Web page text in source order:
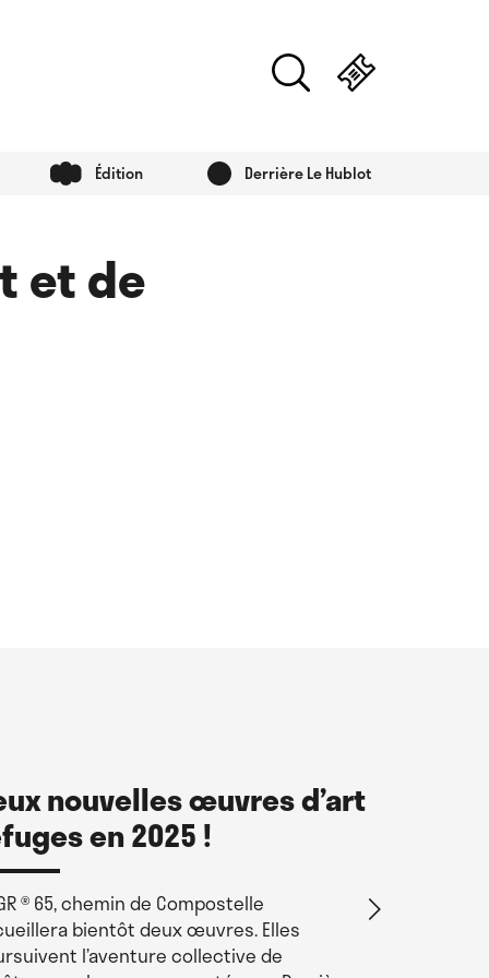
Édition Derrière Le Hublot
et de
nouvelles œuvres d’art
en 2025 !
® 65, chemin de Compostelle
bientôt deux œuvres. Elles
l’aventure collective de